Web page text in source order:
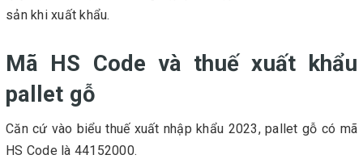
sản khi xuất khẩu.
Mã HS Code và thuế xuất khẩu
pallet gỗ
Căn cứ vào biểu thuế xuất nhập khẩu 2023, pallet gỗ có mã
HS Code là 44152000.